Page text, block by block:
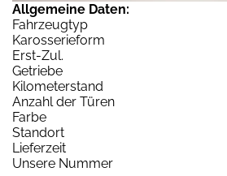
Allgemeine Daten:
Fahrzeugtyp
Karosserieform
Erst-Zul.
Getriebe
Kilometerstand
Anzahl der Türen
Farbe
Standort
Lieferzeit
Unsere Nummer